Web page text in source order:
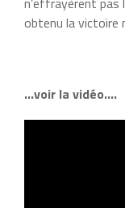
obtenu la victoire
…voir la vidéo….